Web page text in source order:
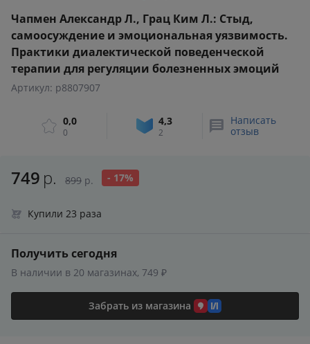
Чапмен Александр Л., Грац Ким Л.: Стыд,
самоосуждение и эмоциональная уязвимость.
Практики диалектической поведенческой
терапии для регуляции болезненных эмоций
Артикул: p8807907
0,0
0
4,3
2
Написать
отзыв
749 р. 899 р. - 17%
Купили 23 раза
Получить сегодня
В наличии в 20 магазинах, 749 ₽
Забрать из магазина